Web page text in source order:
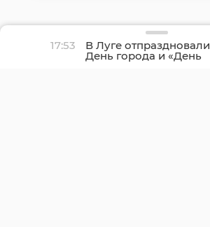
17:53 В Луге отпраздновали
День города и «День
детства»